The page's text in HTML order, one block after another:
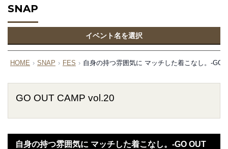
SNAP
イベント名を選択
HOME › SNAP › FES › 自身の持つ雰囲気に マッチした着こなし。-GO
GO OUT CAMP vol.20
自身の持つ雰囲気に マッチした着こなし。-GO OUT